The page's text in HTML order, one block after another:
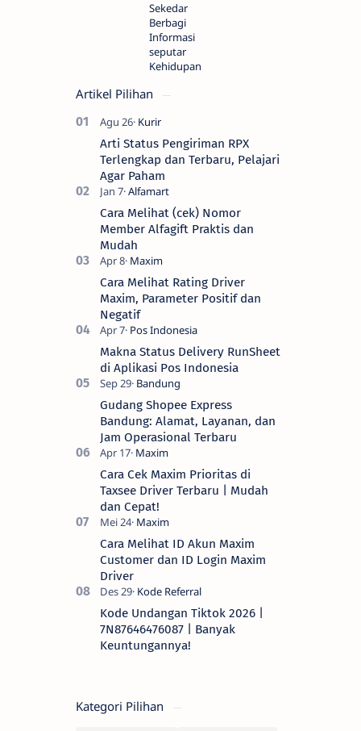
Sekedar
Berbagi
Informasi
seputar
Kehidupan
Artikel Pilihan
Arti Status Pengiriman RPX
Terlengkap dan Terbaru, Pelajari
Agar Paham
Cara Melihat (cek) Nomor
Member Alfagift Praktis dan
Mudah
Cara Melihat Rating Driver
Maxim, Parameter Positif dan
Negatif
Makna Status Delivery RunSheet
di Aplikasi Pos Indonesia
Gudang Shopee Express
Bandung: Alamat, Layanan, dan
Jam Operasional Terbaru
Cara Cek Maxim Prioritas di
Taxsee Driver Terbaru | Mudah
dan Cepat!
Cara Melihat ID Akun Maxim
Customer dan ID Login Maxim
Driver
Kode Undangan Tiktok 2026 |
7N87646476087 | Banyak
Keuntungannya!
Kategori Pilihan